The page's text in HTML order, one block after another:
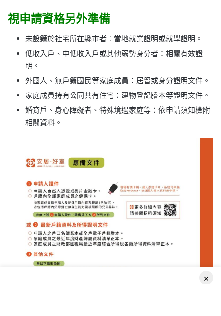
視申請資格另外準備
未設籍於社宅所在縣市者：當地就業證明或就學證明。
低收入戶、中低收入戶或其他弱勢身分者：相關有效證
明。
外國人、無戶籍國民等家庭成員：居留或身分證明文件。
家庭成員持有公同共有住宅：建物登記謄本等證明文件。
婚育戶、身心障礙者、特殊境遇家庭等：依申請須知檢附
相關資料。
×